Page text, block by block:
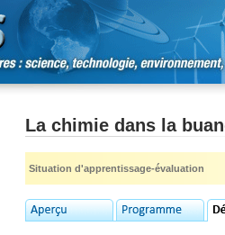
La chimie dans la
Situation d'apprentissage-évaluation